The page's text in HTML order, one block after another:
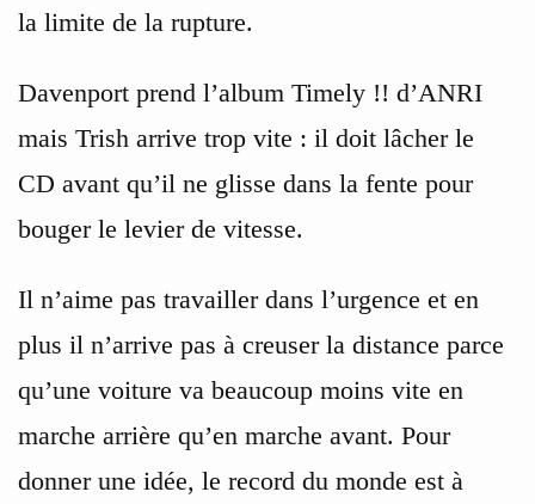
la limite de la rupture.
Davenport prend l’album Timely !! d’ANRI
mais Trish arrive trop vite : il doit lâcher le
CD avant qu’il ne glisse dans la fente pour
bouger le levier de vitesse.
Il n’aime pas travailler dans l’urgence et en
plus il n’arrive pas à creuser la distance parce
qu’une voiture va beaucoup moins vite en
marche arrière qu’en marche avant. Pour
donner une idée, le record du monde est à